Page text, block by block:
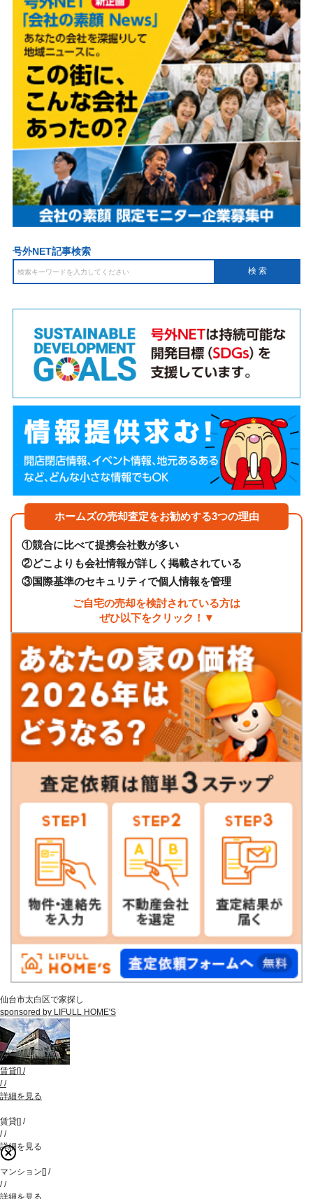
号外NET記事検索
ホームズの売却査定をお勧めする3つの理由
①競合に比べて提携会社数が多い
②どこよりも会社情報が詳しく掲載されている
③国際基準のセキュリティで個人情報を管理
ご自宅の売却を検討されている方は
ぜひ以下をクリック！▼
仙台市太白区で家探し
sponsored by LIFULL HOME'S
賃貸[] /
//
詳細を見る
賃貸[] /
//
詳細を見る
マンション [] /
//